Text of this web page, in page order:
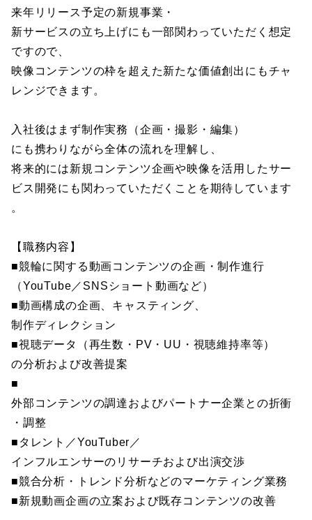
来年リリース予定の新規事業・
新サービスの立ち上げにも一部関わっていただく想定
ですので、
映像コンテンツの枠を超えた新たな価値創出にもチャ
レンジできます。
入社後はまず制作実務（企画・撮影・編集）
にも携わりながら全体の流れを理解し、
将来的には新規コンテンツ企画や映像を活用したサー
ビス開発にも関わっていただくことを期待しています
。
【職務内容】
■競輪に関する動画コンテンツの企画・制作進行
（YouTube／SNSショート動画など）
■動画構成の企画、キャスティング、
制作ディレクション
■視聴データ（再生数・PV・UU・視聴維持率等）
の分析および改善提案
■
外部コンテンツの調達およびパートナー企業との折衝
・調整
■タレント／YouTuber／
インフルエンサーのリサーチおよび出演交渉
■競合分析・トレンド分析などのマーケティング業務
■新規動画企画の立案および既存コンテンツの改善